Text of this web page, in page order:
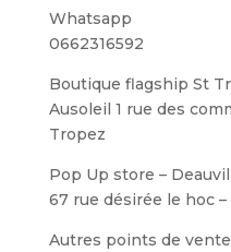
Whatsapp
0662316592
Boutique flagship St
Ausoleil 1 rue des
Tropez
Pop Up store –
67 rue désirée le hoc
Autres points de